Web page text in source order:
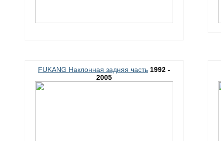
FUKANG Наклонная задняя часть 1992 -
2005